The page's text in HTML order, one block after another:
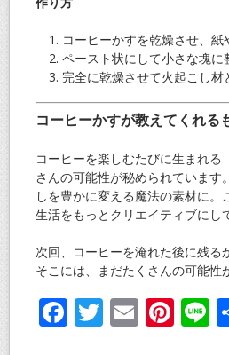
コーヒーかすを乾燥させ、紙
ペースト状にして小さな塊に
完全に乾燥させて火起こし材
コーヒーかすが教えてくれる
コーヒーを楽しむたびに生まれ
さんの可能性が秘められていま
しを豊かに変える魔法の素材に
生活をもっとクリエイティブにし
次回、コーヒーを淹れた後に残
そこには、まだたくさんの可能性
F T E Pi